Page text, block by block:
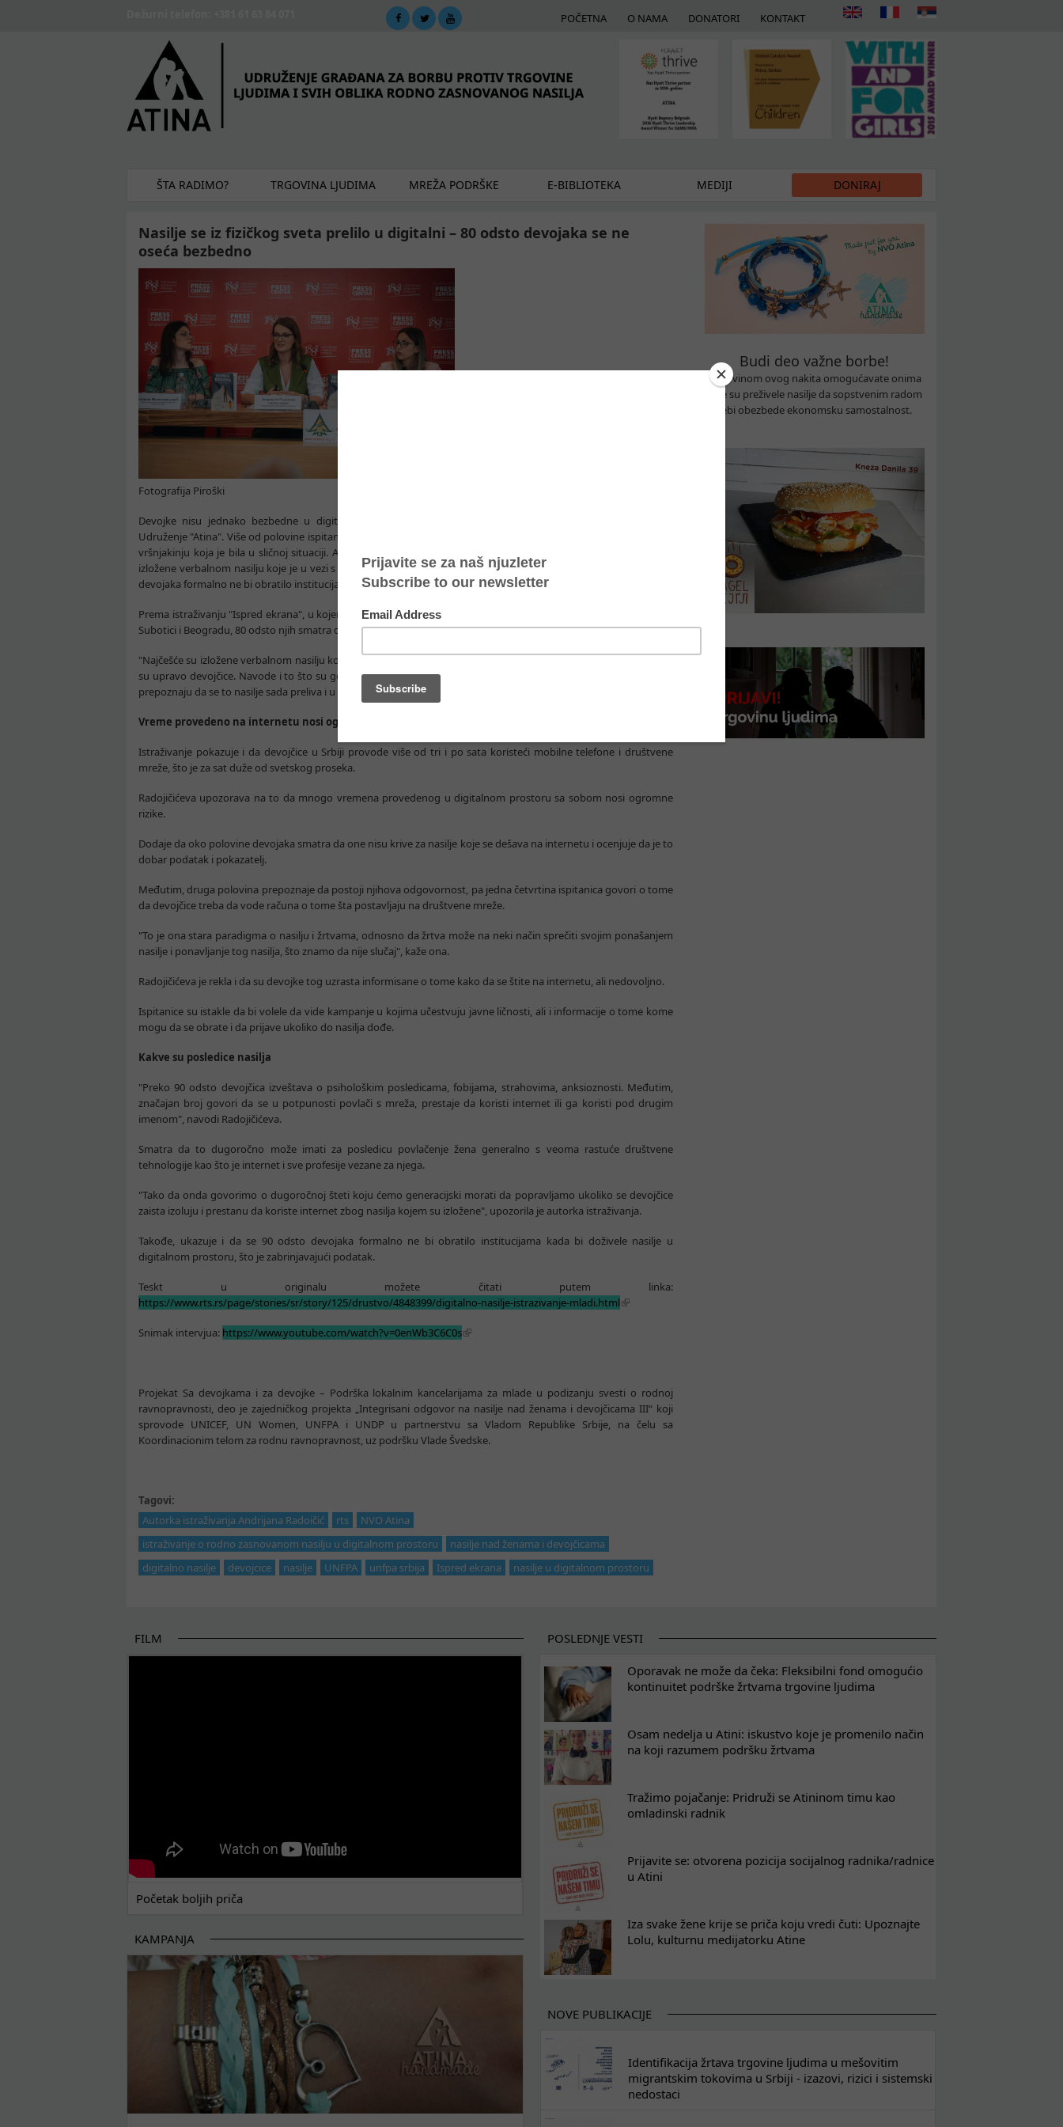
POČETNA O NAMA DONATORI KONTAKT
ŠTA RADIMO? TRGOVINA LJUDIMA MREŽA PODRŠKE E-BIBLIOTEKA MEDIJI DONIRAJ
Nasilje se iz fizičkog sveta prelilo u digitalni – 80 odsto devojaka se ne
oseća bezbedno
Fotografija Piroški
Devojke nisu jednako bezbedne u digitalnom prostoru kao mladići, pokazuje istraživanje koje je sprovelo
Udruženje "Atina". Više od polovine ispitanica navodi da su preživele nasilje na nekoj od mreža ili da poznaju neku
vršnjakinju koja je bila u sličnoj situaciji. Autorka istraživanja Andrijana Radoičić kaže za RTS da su one najčešće
izložene verbalnom nasilju koje je u vezi s njihovim izledom. Navodi i da je zabrinjavajući podatak da se 90 odsto
devojaka formalno ne bi obratilo institucijama kada bi doživele nasilje u digitalnom prostoru.
Prema istraživanju "Ispred ekrana", u kojem su učestvovale 642 devojke uzrasta 18 i 19 godina iz 24 škole u Nišu,
Subotici i Beogradu, 80 odsto njih smatra da nikako nije bezbedno u digitalnom prostoru.
"Najčešće su izložene verbalnom nasilju koje je u vezi s izgledom i navode da su najviše pogođene zbog toga što
su upravo devojčice. Navode i to što su generalno izložene i svim drugim oblicima nasilja i u fizičkom prostoru, i
prepoznaju da se to nasilje sada preliva i u digitalni prostor", ističe Andrijana Radojičić.
Vreme provedeno na internetu nosi ogromne rizike
Istraživanje pokazuje i da devojčice u Srbiji provode više od tri i po sata koristeći mobilne telefone i društvene
mreže, što je za sat duže od svetskog proseka.
Radojičićeva upozorava na to da mnogo vremena provedenog u digitalnom prostoru sa sobom nosi ogromne
rizike.
Dodaje da oko polovine devojaka smatra da one nisu krive za nasilje koje se dešava na internetu i ocenjuje da je to
dobar podatak i pokazatelj.
Međutim, druga polovina prepoznaje da postoji njihova odgovornost, pa jedna četvrtina ispitanica govori o tome
da devojčice treba da vode računa o tome šta postavljaju na društvene mreže.
"To je ona stara paradigma o nasilju i žrtvama, odnosno da žrtva može na neki način sprečiti svojim ponašanjem
nasilje i ponavljanje tog nasilja, što znamo da nije slučaj", kaže ona.
Radojičićeva je rekla i da su devojke tog uzrasta informisane o tome kako da se štite na internetu, ali nedovoljno.
Ispitanice su istakle da bi volele da vide kampanje u kojima učestvuju javne ličnosti, ali i informacije o tome kome
mogu da se obrate i da prijave ukoliko do nasilja dođe.
Kakve su posledice nasilja
"Preko 90 odsto devojčica izveštava o psihološkim posledicama, fobijama, strahovima, anksioznosti. Međutim,
značajan broj govori da se u potpunosti povlači s mreža, prestaje da koristi internet ili ga koristi pod drugim
imenom", navodi Radojičićeva.
Smatra da to dugoročno može imati za posledicu povlačenje žena generalno s veoma rastuće društvene
tehnologije kao što je internet i sve profesije vezane za njega.
"Tako da onda govorimo o dugoročnoj šteti koju ćemo generacijski morati da popravljamo ukoliko se devojčice
zaista izoluju i prestanu da koriste internet zbog nasilja kojem su izložene", upozorila je autorka istraživanja.
Takođe, ukazuje i da se 90 odsto devojaka formalno ne bi obratilo institucijama kada bi doživele nasilje u
digitalnom prostoru, što je zabrinjavajući podatak.
Teskt u originalu možete čitati putem linka:
https://www.rts.rs/page/stories/sr/story/125/drustvo/4848399/digitalno-nasilje-istrazivanje-mladi.html
Snimak intervjua: https://www.youtube.com/watch?v=0enWb3C6C0s
Projekat Sa devojkama i za devojke – Podrška lokalnim kancelarijama za mlade u podizanju svesti o rodnoj
ravnopravnosti, deo je zajedničkog projekta „Integrisani odgovor na nasilje nad ženama i devojčicama III“ koji
sprovode UNICEF, UN Women, UNFPA i UNDP u partnerstvu sa Vladom Republike Srbije, na čelu sa
Koordinacionim telom za rodnu ravnopravnost, uz podršku Vlade Švedske.
Tagovi:
Autorka istraživanja Andrijana Radoičić
rts
NVO Atina
istraživanje o rodno zasnovanom nasilju u digitalnom prostoru
nasilje nad ženama i devojčicama
digitalno nasilje
devojcice nasilje UNFPA unfpa srbija Ispred ekrana nasilje u digitalnom prostoru
Budi deo važne borbe!
Kupovinom ovog nakita omogućavate onima
koje su preživele nasilje da sopstvenim radom
sebi obezbede ekonomsku samostalnost.
FILM
Početak boljih priča
KAMPANJA
POSLEDNJE VESTI
Oporavak ne može da čeka: Fleksibilni fond omogućio
kontinuitet podrške žrtvama trgovine ljudima
Osam nedelja u Atini: iskustvo koje je promenilo način
na koji razumem podršku žrtvama
Tražimo pojačanje: Pridruži se Atininom timu kao
omladinski radnik
Prijavite se: otvorena pozicija socijalnog radnika/radnice
u Atini
Iza svake žene krije se priča koju vredi čuti: Upoznajte
Lolu, kulturnu medijatorku Atine
NOVE PUBLIKACIJE
Identifikacija žrtava trgovine ljudima u mešovitim
migrantskim tokovima u Srbiji - izazovi, rizici i sistemski
nedostaci